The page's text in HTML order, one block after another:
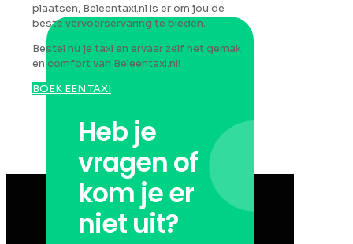
plaatsen, Beleentaxi.nl is er om jou de
beste vervoerservaring te bieden.
Bestel nu je taxi en ervaar zelf het gemak
en comfort van Beleentaxi.nl!
BOEK EEN TAXI
Heb je
vragen of
kom je er
niet uit?